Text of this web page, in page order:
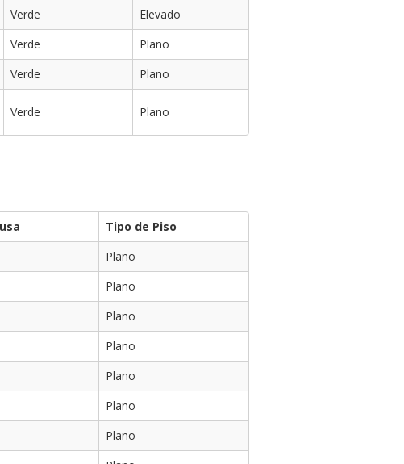
Verde
Elevado
Verde
Plano
Verde Plano
Verde Plano
Tipo de Piso
Plano
Plano
Plano
Plano
Plano
Plano
Plano